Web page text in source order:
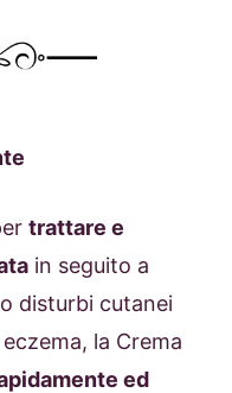
trattare e
in seguito a
disturbi cutanei
la Crema
ed